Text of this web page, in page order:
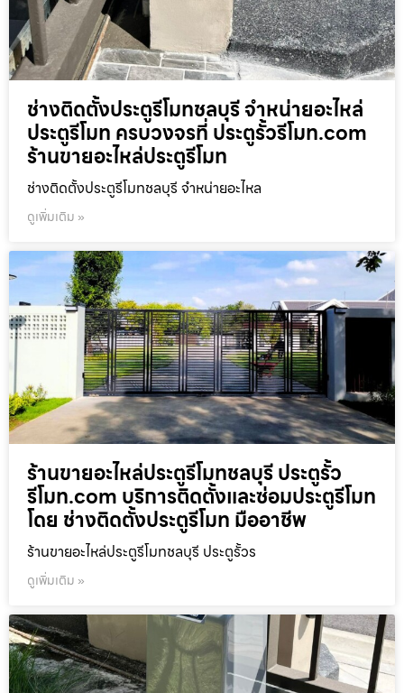
ช่างติดตั้งประตูรีโมทชลบุรี จำหน่ายอะไหล่
ประตูรีโมท ครบวงจรที่ ประตูรั้วรีโมท.com
ร้านขายอะไหล่ประตูรีโมท
ช่างติดตั้งประตูรีโมทชลบุรี จำหน่ายอะไหล
ดูเพิ่มเติม »
ร้านขายอะไหล่ประตูรีโมทชลบุรี ประตูรั้ว
รีโมท.com บริการติดตั้งและซ่อมประตูรีโมท
โดย ช่างติดตั้งประตูรีโมท มืออาชีพ
ร้านขายอะไหล่ประตูรีโมทชลบุรี ประตูรั้วร
ดูเพิ่มเติม »